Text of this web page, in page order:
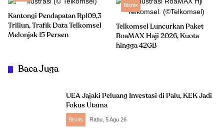
Kantongi Pendapatan Rp109,3
Triliun, Trafik Data Telkomsel
Melonjak 15 Persen
Bisnis
Telkomsel Luncurkan Paket
RoaMAX Haji 2026, Kuota
hingga 42GB
Baca Juga
UEA Jajaki Peluang Investasi di Palu, KEK Jadi
Fokus Utama
Bisnis Rabu, 5 Agu 26